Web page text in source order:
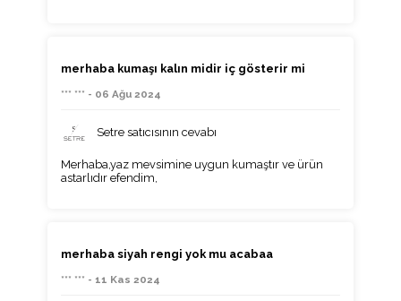
merhaba kumaşı kalın midir iç gösterir mi
*** *** - 06 Ağu 2024
Setre satıcısının cevabı
Merhaba,yaz mevsimine uygun kumaştır ve ürün
astarlıdır efendim,
merhaba siyah rengi yok mu acabaa
*** *** - 11 Kas 2024